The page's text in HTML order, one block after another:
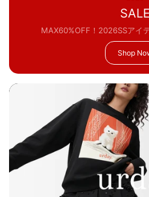
SALE
MAX60%OFF！2026SSアイ
Shop